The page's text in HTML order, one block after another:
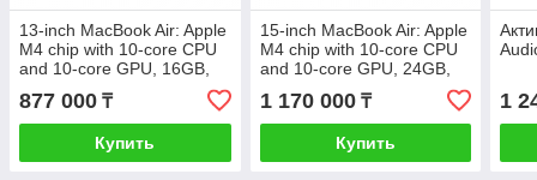
13-inch MacBook Air: Apple
M4 chip with 10-core CPU
and 10-core GPU, 16GB,
512GB SSD - Sky
Blue,Model A3240
(MC6U4RU/A)
877 000 ₸
Купить
15-inch MacBook Air: Apple
M4 chip with 10-core CPU
and 10-core GPU, 24GB,
512GB SSD - Sky
Blue,Model A3241
(MC7D4RU/A)
1 170 000₸
Купить
1